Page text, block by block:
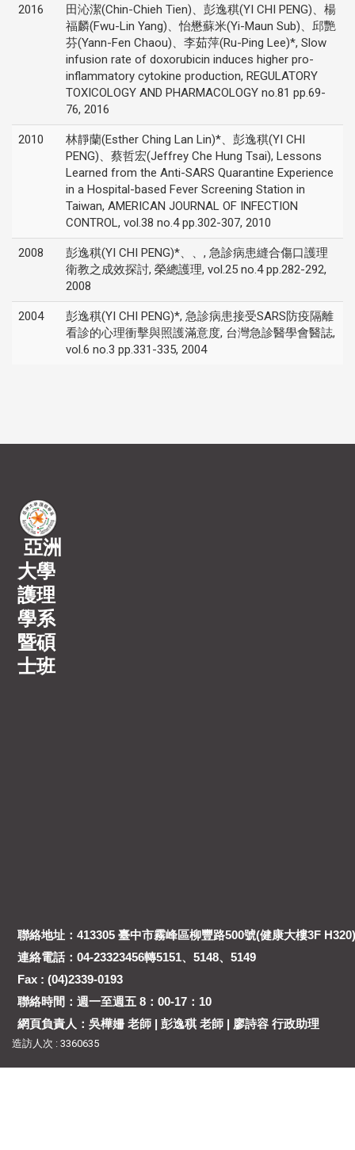
2016
田沁潔(Chin-Chieh Tien)、彭逸稘(YI CHI PENG)、楊
福麟(Fwu-Lin Yang)、怡懋蘇米(Yi-Maun Sub)、邱艷
芬(Yann-Fen Chaou)、李茹萍(Ru-Ping Lee)*, Slow
infusion rate of doxorubicin induces higher pro-
inflammatory cytokine production, REGULATORY
TOXICOLOGY AND PHARMACOLOGY no.81 pp.69-
76, 2016
2010
林靜蘭(Esther Ching Lan Lin)*、彭逸稘(YI CHI
PENG)、蔡哲宏(Jeffrey Che Hung Tsai), Lessons
Learned from the Anti-SARS Quarantine Experience
in a Hospital-based Fever Screening Station in
Taiwan, AMERICAN JOURNAL OF INFECTION
CONTROL, vol.38 no.4 pp.302-307, 2010
2008
彭逸稘(YI CHI PENG)*、、, 急診病患縫合傷口護理
衛教之成效探討, 榮總護理, vol.25 no.4 pp.282-292,
2008
2004
彭逸稘(YI CHI PENG)*, 急診病患接受SARS防疫隔離
看診的心理衝擊與照護滿意度, 台灣急診醫學會醫誌,
vol.6 no.3 pp.331-335, 2004
亞洲
大學
護理
學系
暨碩
士班
聯絡地址：413305 臺中市霧峰區柳豐路500號(健康大樓3F H320)
連絡電話：04-23323456轉5151、5148、5149
Fax : (04)2339-0193
聯絡時間：週一至週五 8：00-17：10
網頁負責人：吳樺姍 老師 | 彭逸稘 老師 | 廖詩容 行政助理
造訪人次 : 3360635